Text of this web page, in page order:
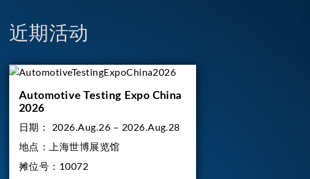
近期活动
Automotive Testing Expo China
2026
日期：
2026.Aug.26 – 2026.Aug.28
地点：
上海世博展览馆
摊位号： 10072